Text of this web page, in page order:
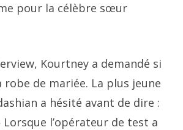
pour la célèbre sœur
Kourtney a demandé si
robe de mariée. La plus jeune
a hésité avant de dire :
Lorsque l’opérateur de test a